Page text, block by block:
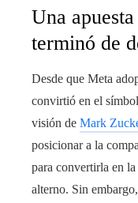
Una
terminó de
Desde que Meta
convirtió en el
visión de Mark
posicionar a la
para convertirla en
alterno. Sin